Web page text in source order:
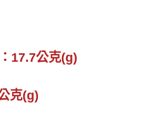
17.7公克(g)
克(g)